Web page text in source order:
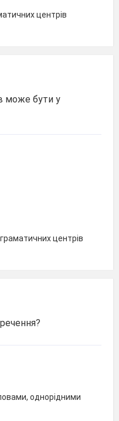
центрів
може бути у
центрів
однорідними